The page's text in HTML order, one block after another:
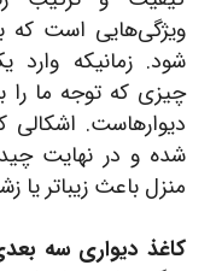
ویژگی‌هایی است که
شود. زمانیکه
چیزی که توجه ما
دیوارهاست.
شده و در نهایت
منزل باعث زیباتر
کاغذ دیواری سه